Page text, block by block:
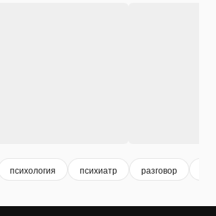
психология психиатр разговор